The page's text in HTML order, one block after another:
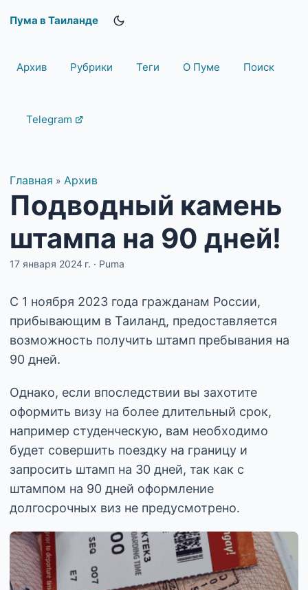
Пума в Таиланде
Архив Рубрики Теги О Пуме Поиск
Telegram
Главная » Архив
Подводный камень
штампа на 90 дней!
17 января 2024 г. · Puma
С 1 ноября 2023 года гражданам России,
прибывающим в Таиланд, предоставляется
возможность получить штамп пребывания на
90 дней.
Однако, если впоследствии вы захотите
оформить визу на более длительный срок,
например студенческую, вам необходимо
будет совершить поездку на границу и
запросить штамп на 30 дней, так как с
штампом на 90 дней оформление
долгосрочных виз не предусмотрено.